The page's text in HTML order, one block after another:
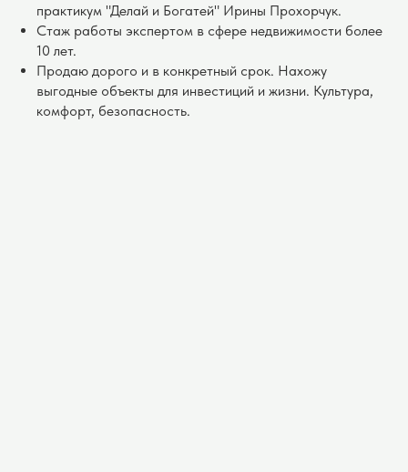
практикум "Делай и Богатей" Ирины Прохорчук.
Стаж работы экспертом в сфере недвижимости более
10 лет.
Продаю дорого и в конкретный срок. Нахожу
выгодные объекты для инвестиций и жизни. Культура,
комфорт, безопасность.